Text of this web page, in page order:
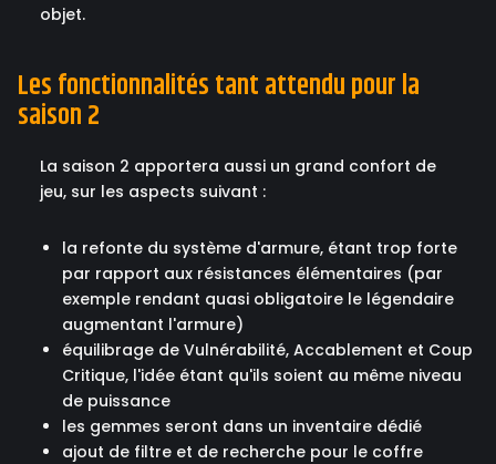
objet.
Les fonctionnalités tant attendu pour la
saison 2
La saison 2 apportera aussi un grand confort de
jeu, sur les aspects suivant :
la refonte du système d'armure, étant trop forte
par rapport aux résistances élémentaires (par
exemple rendant quasi obligatoire le légendaire
augmentant l'armure)
équilibrage de Vulnérabilité, Accablement et Coup
Critique, l'idée étant qu'ils soient au même niveau
de puissance
les gemmes seront dans un inventaire dédié
ajout de filtre et de recherche pour le coffre